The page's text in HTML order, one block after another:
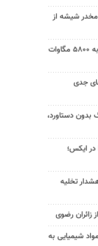
ماده مخدر شیشه از
ظرفیت نیروگاه‌های تجدیدپذیر به ۵۸۰۰ مگاوات
جدی
بدون دستاورد،
در ایکس؛
تخلیه
زائران رضوی
شیمیایی به